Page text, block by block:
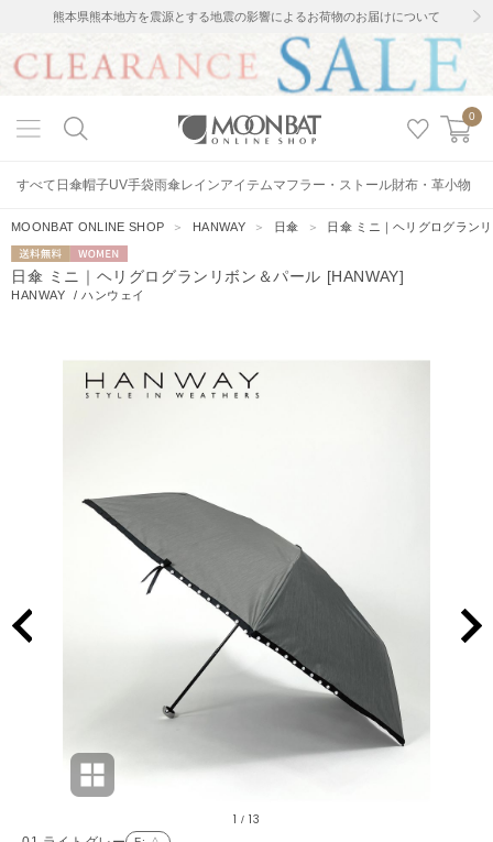
熊本県熊本地方を震源とする地震の影響によるお荷物のお届けについて
0
すべて 日傘帽子UV手袋雨傘レインアイテムマフラー・ストール財布・革小物
MOONBAT ONLINE SHOP ＞ HANWAY ＞ 日傘 ＞ 日傘 ミニ｜ヘリグログラン
送料無料 WOMEN
日傘 ミニ｜ヘリグログランリボン＆パール [HANWAY]
HANWAY /ハンウェイ
1 /13